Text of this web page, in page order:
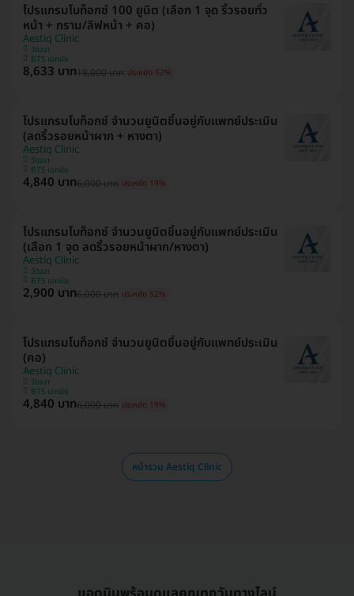
โปรแกรมโบท็อกซ์ 100 ยูนิต (เลือก 1 จุด ริ้วรอยทั่ว
หน้า + กราม/ลิฟหน้า + คอ)
Aestiq Clinic
วัฒนา
BTS เอกมัย
8,633 บาท18,000 บาท ประหยัด 52%
โปรแกรมโบท็อกซ์ จำนวนยูนิตขึ้นอยู่กับแพทย์ประเมิน
(ลดริ้วรอยหน้าผาก + หางตา)
Aestiq Clinic
วัฒนา
BTS เอกมัย
4,840 บาท6,000 บาท ประหยัด 19%
โปรแกรมโบท็อกซ์ จำนวนยูนิตขึ้นอยู่กับแพทย์ประเมิน
(เลือก 1 จุด ลดริ้วรอยหน้าผาก/หางตา)
Aestiq Clinic
วัฒนา
BTS เอกมัย
2,900 บาท6,000 บาท ประหยัด 52%
โปรแกรมโบท็อกซ์ จำนวนยูนิตขึ้นอยู่กับแพทย์ประเมิน
(คอ)
Aestiq Clinic
วัฒนา
BTS เอกมัย
4,840 บาท6,000 บาท ประหยัด 19%
หน้ารวม Aestiq Clinic